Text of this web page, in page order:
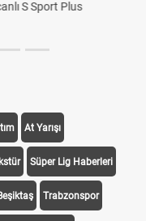
At Yarışı
Süper Lig Haberleri
Trabzonspor